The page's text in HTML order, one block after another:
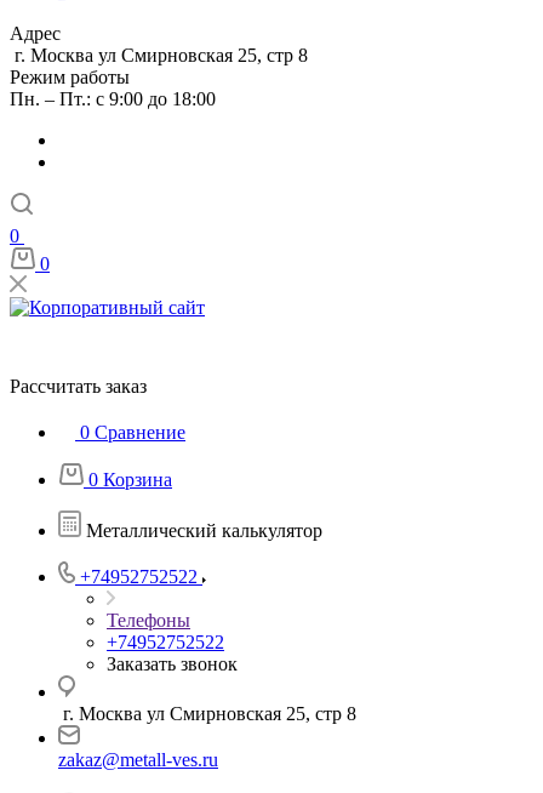
Адрес
г. Москва ул Смирновская 25, стр 8
Режим работы
Пн. – Пт.: с 9:00 до 18:00
0
0
Рассчитать заказ
0 Сравнение
0 Корзина
Металлический калькулятор
+74952752522
Телефоны
+74952752522
Заказать звонок
г. Москва ул Смирновская 25, стр 8
zakaz@metall-ves.ru